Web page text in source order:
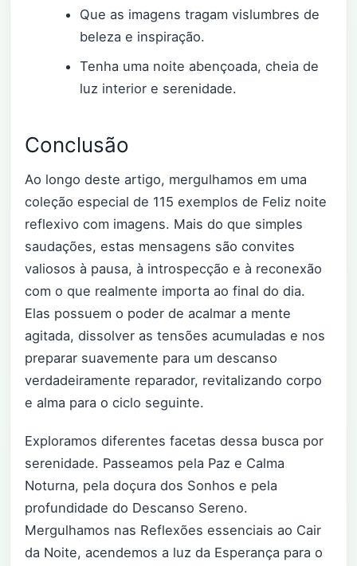
Que as imagens tragam vislumbres de
beleza e inspiração.
Tenha uma noite abençoada, cheia de
luz interior e serenidade.
Conclusão
Ao longo deste artigo, mergulhamos em uma
coleção especial de 115 exemplos de Feliz noite
reflexivo com imagens. Mais do que simples
saudações, estas mensagens são convites
valiosos à pausa, à introspecção e à reconexão
com o que realmente importa ao final do dia.
Elas possuem o poder de acalmar a mente
agitada, dissolver as tensões acumuladas e nos
preparar suavemente para um descanso
verdadeiramente reparador, revitalizando corpo
e alma para o ciclo seguinte.
Exploramos diferentes facetas dessa busca por
serenidade. Passeamos pela Paz e Calma
Noturna, pela doçura dos Sonhos e pela
profundidade do Descanso Sereno.
Mergulhamos nas Reflexões essenciais ao Cair
da Noite, acendemos a luz da Esperança para o